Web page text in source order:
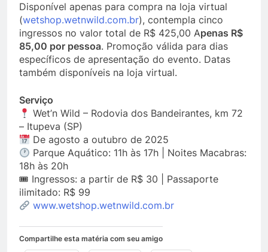
Disponível apenas para compra na loja virtual
(wetshop.wetnwild.com.br), contempla cinco
ingressos no valor total de R$ 425,00 Apenas R$
85,00 por pessoa. Promoção válida para dias
específicos de apresentação do evento. Datas
também disponíveis na loja virtual.
Serviço
Wet’n Wild – Rodovia dos Bandeirantes, km 72
– Itupeva (SP)
De agosto a outubro de 2025
Parque Aquático: 11h às 17h | Noites Macabras:
18h às 20h
🎟 Ingressos: a partir de R$ 30 | Passaporte
ilimitado: R$ 99
www.wetshop.wetnwild.com.br
Compartilhe esta matéria com seu amigo